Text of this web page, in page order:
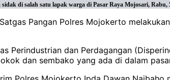
di salah satu lapak warga di Pasar Raya Mojosari, Rabu,
Pangan Polres Mojokerto
Perindustrian dan Perdagangan
dan sembako yang ada di dalam